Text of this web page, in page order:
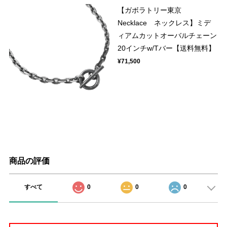
【ガボラトリー東京
Necklace ネックレス】ミデ
ィアムカットオーバルチェーン
20インチw/Tバー【送料無料】
¥71,500
商品の評価
すべて 0 0 0